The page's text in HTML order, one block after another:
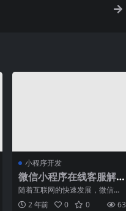
小程序开发
微信小程序在线客服解
决方案
随着互联网的快速发展，微信已
经成为了人们生活中重要的通信
工具之一，而微信小程序的
2 年前 0 0 63